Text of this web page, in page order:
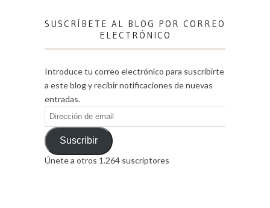
SUSCRÍBETE AL BLOG POR CORREO
ELECTRÓNICO
Introduce tu correo electrónico para suscribirte
a este blog y recibir notificaciones de nuevas
entradas.
Dirección
de
emailSuscribir
Únete a otros 1.264 suscriptores